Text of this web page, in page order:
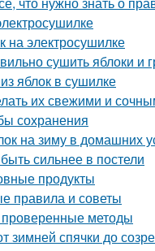
на электросушилке
сушить яблоки и
яблок в сушилке
их свежими и
сохранения
на зиму в домашних
сильнее в постели
продукты
правила и советы
методы
зимней спячки до